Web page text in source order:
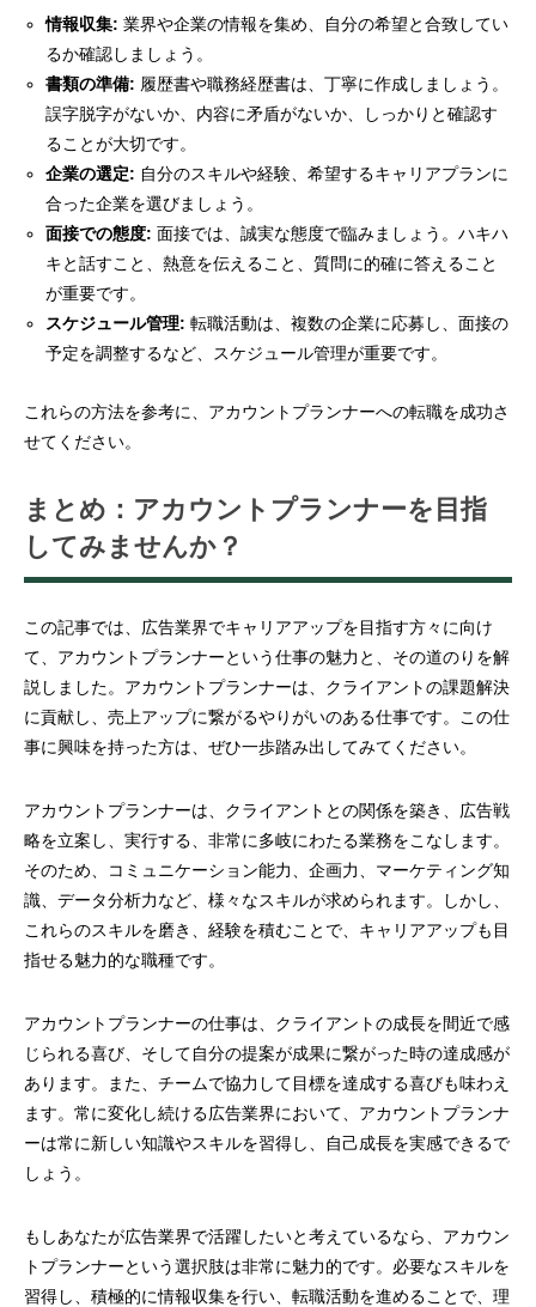
情報収集: 業界や企業の情報を集め、自分の希望と合致してい
るか確認しましょう。
書類の準備: 履歴書や職務経歴書は、丁寧に作成しましょう。
誤字脱字がないか、内容に矛盾がないか、しっかりと確認す
ることが大切です。
企業の選定: 自分のスキルや経験、希望するキャリアプランに
合った企業を選びましょう。
面接での態度: 面接では、誠実な態度で臨みましょう。ハキハ
キと話すこと、熱意を伝えること、質問に的確に答えること
が重要です。
スケジュール管理: 転職活動は、複数の企業に応募し、面接の
予定を調整するなど、スケジュール管理が重要です。
これらの方法を参考に、アカウントプランナーへの転職を成功さ
せてください。
まとめ：アカウントプランナーを目指
してみませんか？
この記事では、広告業界でキャリアアップを目指す方々に向け
て、アカウントプランナーという仕事の魅力と、その道のりを解
説しました。アカウントプランナーは、クライアントの課題解決
に貢献し、売上アップに繋がるやりがいのある仕事です。この仕
事に興味を持った方は、ぜひ一歩踏み出してみてください。
アカウントプランナーは、クライアントとの関係を築き、広告戦
略を立案し、実行する、非常に多岐にわたる業務をこなします。
そのため、コミュニケーション能力、企画力、マーケティング知
識、データ分析力など、様々なスキルが求められます。しかし、
これらのスキルを磨き、経験を積むことで、キャリアアップも目
指せる魅力的な職種です。
アカウントプランナーの仕事は、クライアントの成長を間近で感
じられる喜び、そして自分の提案が成果に繋がった時の達成感が
あります。また、チームで協力して目標を達成する喜びも味わえ
ます。常に変化し続ける広告業界において、アカウントプランナ
ーは常に新しい知識やスキルを習得し、自己成長を実感できるで
しょう。
もしあなたが広告業界で活躍したいと考えているなら、アカウン
トプランナーという選択肢は非常に魅力的です。必要なスキルを
習得し、積極的に情報収集を行い、転職活動を進めることで、理